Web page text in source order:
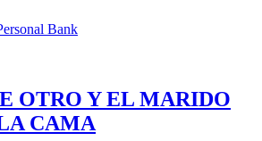
OTRO Y EL MARIDO
CAMA